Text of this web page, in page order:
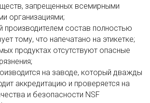
запрещенных всемирными
организациями;
производителем состав полностью
тому, что напечатано на этикетке;
продуктах отсутствуют опасные
на заводе, который дважды
аккредитацию и проверяется на
и безопасности NSF